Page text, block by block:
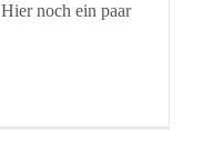
noch ein paar